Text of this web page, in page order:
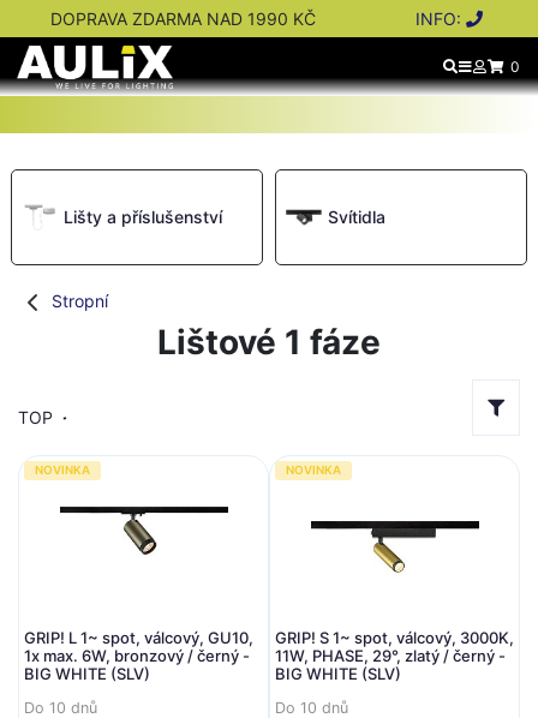
DOPRAVA ZDARMA NAD 1990 KČ INFO:
0
Lišty a příslušenství Svítidla
Stropní
Lištové 1 fáze
TOP
NOVINKA
GRIP! L 1~ spot, válcový, GU10,
1x max. 6W, bronzový / černý -
BIG WHITE (SLV)
Do 10 dnů
NOVINKA
GRIP! S 1~ spot, válcový, 3000K,
11W, PHASE, 29°, zlatý / černý -
BIG WHITE (SLV)
Do 10 dnů